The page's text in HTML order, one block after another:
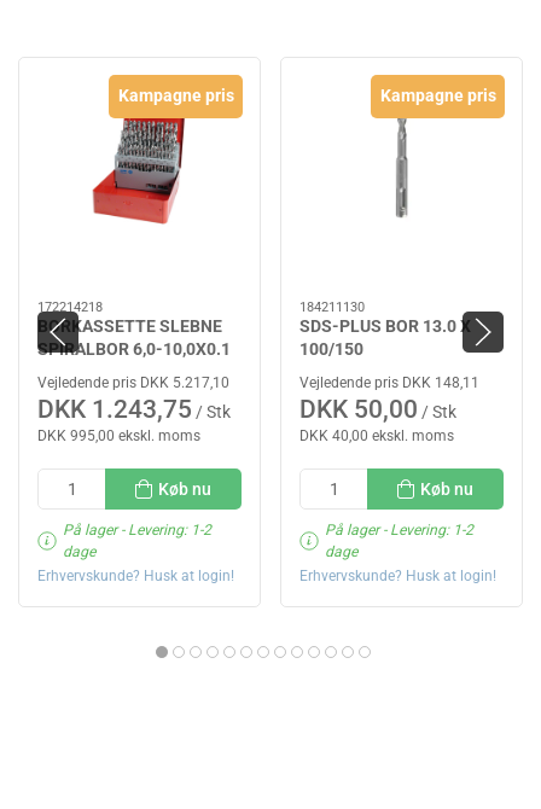
Kampagne pris
172214218
BORKASSETTE SLEBNE
SPIRALBOR 6,0-10,0X0.1
HSS
Vejledende pris DKK 5.217,10
DKK 1.243,75 / Stk
DKK 995,00 ekskl. moms
Køb nu
På lager- Levering: 1-2
dage
Erhvervskunde? Husk at login!
Kampagne pris
184211130
SDS-PLUS BOR 13.0 X
100/150
Vejledende pris DKK 148,11
DKK 50,00 / Stk
DKK 40,00 ekskl. moms
Køb nu
På lager- Levering: 1-2
dage
Erhvervskunde? Husk at login!